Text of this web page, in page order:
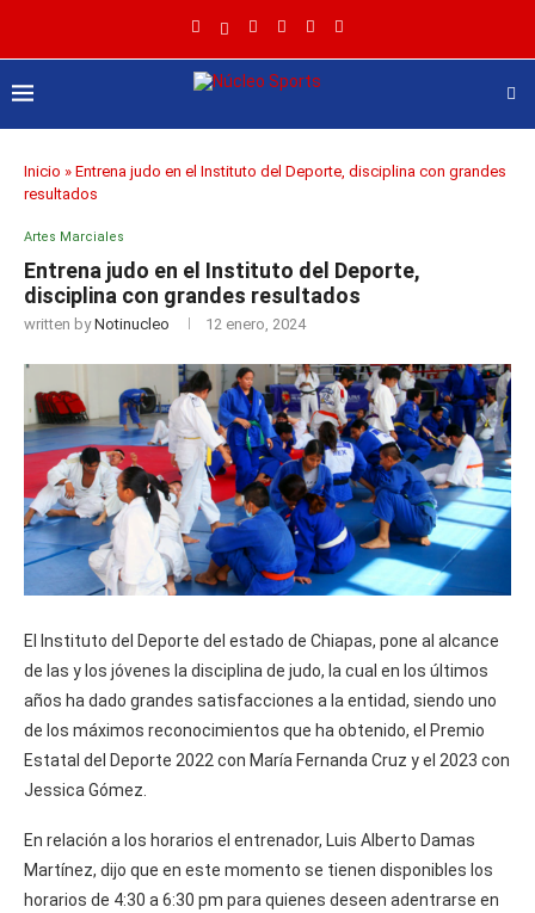
Inicio » Entrena judo en el Instituto del Deporte, disciplina con grandes
resultados
Artes Marciales
Entrena judo en el Instituto del Deporte,
disciplina con grandes resultados
written byNotinucleo 12 enero, 2024
El Instituto del Deporte del estado de Chiapas, pone al alcance
de las y los jóvenes la disciplina de judo, la cual en los últimos
años ha dado grandes satisfacciones a la entidad, siendo uno
de los máximos reconocimientos que ha obtenido, el Premio
Estatal del Deporte 2022 con María Fernanda Cruz y el 2023 con
Jessica Gómez.
En relación a los horarios el entrenador, Luis Alberto Damas
Martínez, dijo que en este momento se tienen disponibles los
horarios de 4:30 a 6:30 pm para quienes deseen adentrarse en